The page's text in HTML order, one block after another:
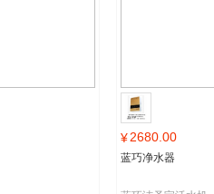
¥2680.00
蓝巧净水器